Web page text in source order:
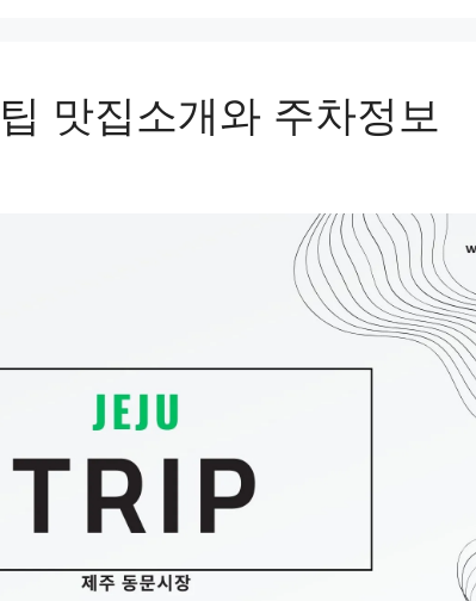
맛집소개와 주차정보